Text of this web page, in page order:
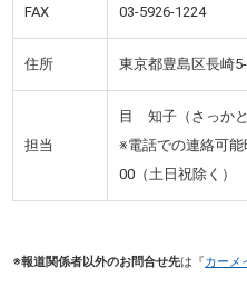
FAX 03-5926-1224
住所 東京都豊島区長崎
担当
目 知子（さっか
※電話での連絡可
00（土日祝除く）
※報道関係者以外のお問合せ先は『カーメ